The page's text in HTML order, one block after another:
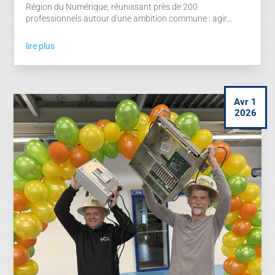
Région du Numérique, réunissant près de 200
professionnels autour d'une ambition commune : agir...
lire plus
Avr 1
2026